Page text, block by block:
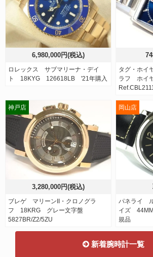
6,980,000円(税込)
ロレックス サブマリーナ・デイ
ト 18KYG 126618LB '21年購入
タグ・ホイ
ラフ ホイ
3,280,000円(税込)
ブレゲ マリーンII・クロノグラ
フ 18KRG グレー文字盤
5827BR/Z2/5ZU
神戸店
パネライ
イズ
規品
岡山店
新着腕時計一覧